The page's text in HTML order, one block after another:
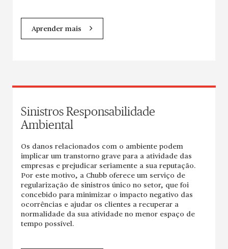
Aprender mais
Sinistros Responsabilidade
Ambiental
Os danos relacionados com o ambiente podem
implicar um transtorno grave para a atividade das
empresas e prejudicar seriamente a sua reputação.
Por este motivo, a Chubb oferece um serviço de
regularização de sinistros único no setor, que foi
concebido para minimizar o impacto negativo das
ocorrências e ajudar os clientes a recuperar a
normalidade da sua atividade no menor espaço de
tempo possível.